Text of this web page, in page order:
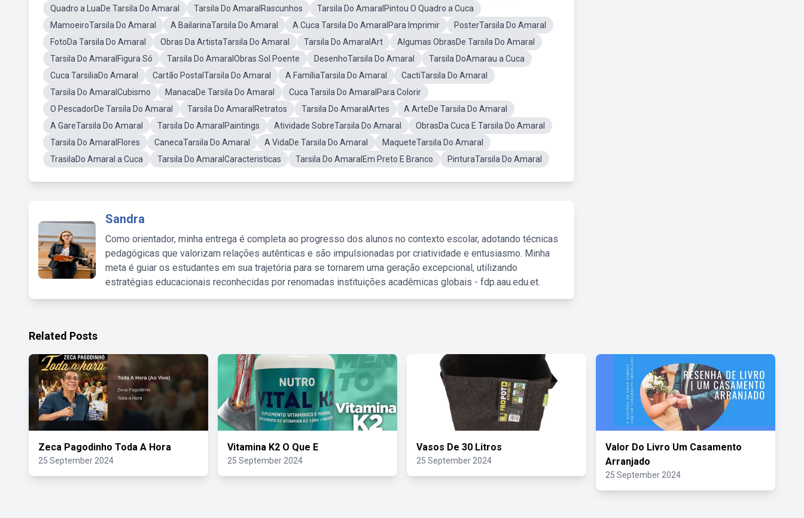
Quadro a LuaDe Tarsila Do Amaral
Tarsila Do AmaralRascunhos
Tarsila Do AmaralPintou O Quadro a Cuca
MamoeiroTarsila Do Amaral
A BailarinaTarsila Do Amaral A Cuca Tarsila Do AmaralPara Imprimir
PosterTarsila Do Amaral
FotoDa Tarsila Do Amaral
Obras Da ArtistaTarsila Do Amaral Tarsila Do AmaralArt
Algumas ObrasDe Tarsila Do Amaral
Tarsila Do AmaralFigura Só
Tarsila Do AmaralObras Sol Poente DesenhoTarsila Do Amaral
Tarsila DoAmarau a Cuca
Cuca TarsiliaDo Amaral
Cartão PostalTarsila Do Amaral A FamíliaTarsila Do Amaral
CactiTarsila Do Amaral
Tarsila Do AmaralCubismo
ManacaDe Tarsila Do Amaral
Cuca Tarsila Do AmaralPara Colorir
O PescadorDe Tarsila Do Amaral
Tarsila Do AmaralRetratos Tarsila Do AmaralArtes
A ArteDe Tarsila Do Amaral
A GareTarsila Do Amaral
Tarsila Do AmaralPaintings Atividade SobreTarsila Do Amaral
ObrasDa Cuca E Tarsila Do Amaral
Tarsila Do AmaralFlores
CanecaTarsila Do Amaral A VidaDe Tarsila Do Amaral
MaqueteTarsila Do Amaral
TrasilaDo Amaral a Cuca
Tarsila Do AmaralCaracteristicas Tarsila Do AmaralEm Preto E Branco PinturaTarsila Do Amaral
Sandra
Como orientador, minha entrega é completa ao progresso dos alunos no contexto escolar, adotando técnicas
pedagógicas que valorizam relações autênticas e são impulsionadas por criatividade e entusiasmo. Minha
meta é guiar os estudantes em sua trajetória para se tornarem uma geração excepcional, utilizando
estratégias educacionais reconhecidas por renomadas instituições acadêmicas globais - fdp.aau.edu.et.
Related Posts
Zeca Pagodinho Toda A Hora
25 September 2024
Vitamina K2 O Que E
25 September 2024
Vasos De 30 Litros
25 September 2024
Valor Do Livro Um Casamento
Arranjado
25 September 2024